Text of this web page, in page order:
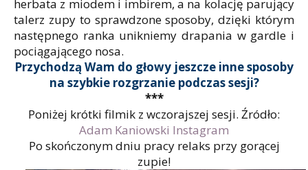
herbata z miodem i imbirem, a na kolację parujący
talerz zupy to sprawdzone sposoby, dzięki którym
następnego ranka unikniemy drapania w gardle i
pociągającego nosa.
Przychodzą Wam do głowy jeszcze inne sposoby
na szybkie rozgrzanie podczas sesji?
***
Poniżej krótki filmik z wczorajszej sesji. Źródło:
Adam Kaniowski Instagram
Po skończonym dniu pracy relaks przy gorącej
zupie!